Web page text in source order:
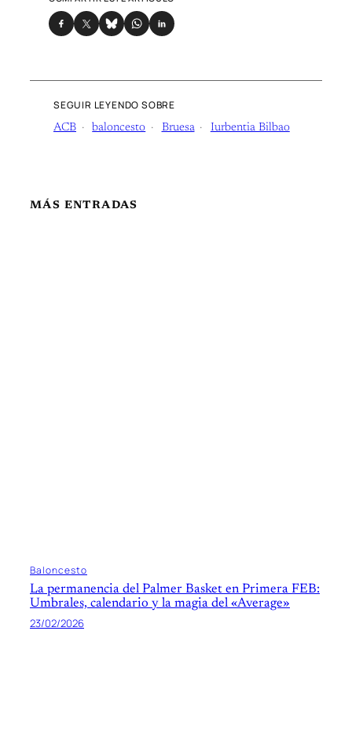
SEGUIR LEYENDO SOBRE
ACB baloncesto Bruesa Iurbentia Bilbao
MÁS ENTRADAS
Baloncesto
La permanencia del Palmer Basket en Primera FEB:
Umbrales, calendario y la magia del «Average»
23/02/2026